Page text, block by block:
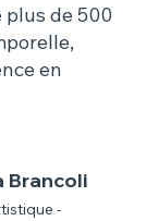
Brancoli
-
plus de 500
en